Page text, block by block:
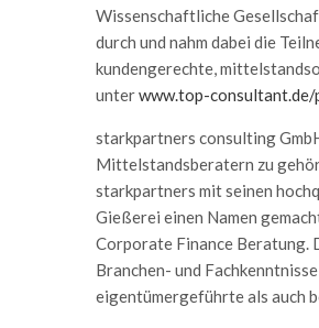
Wissenschaftliche
durch und nahm dabei die
kundengerechte,
unterwww.top-
starkpartners consulting
Mittelstandsberatern zu
starkpartners mit seinen
Gießerei einen Namen
Corporate Finance
Branchen- und
eigentümergeführte als auch